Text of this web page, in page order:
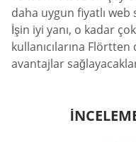
daha uygun fiyatlı
İşin iyi yanı, o kadar
kullanıcılarına
avantajlar